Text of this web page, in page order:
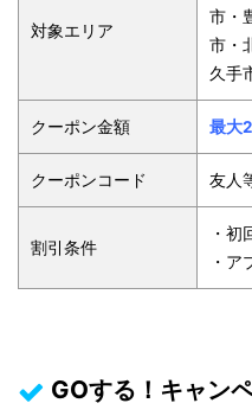
対象エリア
市・
市・
久手
クーポン金額 最大
クーポンコード 友人
割引条件
・初
・ア
GOする！キャン